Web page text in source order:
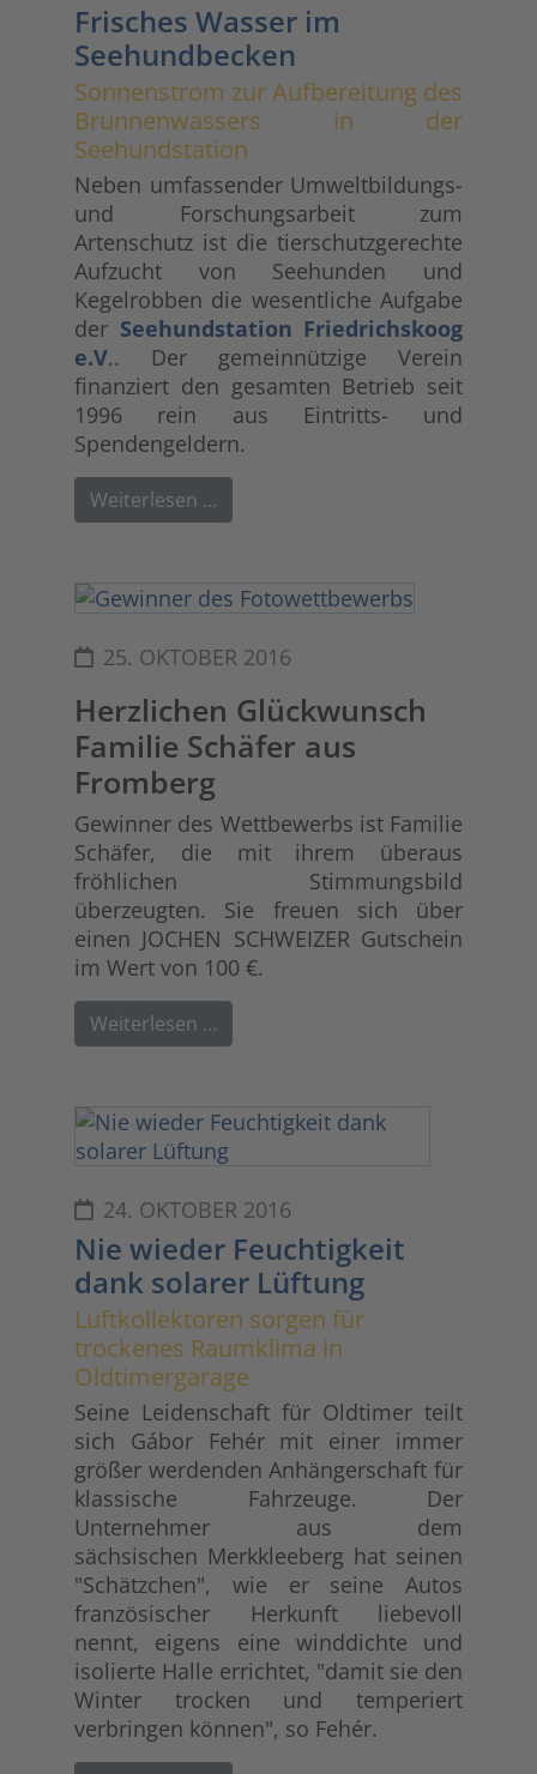
Frisches Wasser im
Seehundbecken
Sonnenstrom zur Aufbereitung des
Brunnenwassers in der
Seehundstation
Neben umfassender Umweltbildungs-
und Forschungsarbeit zum
Artenschutz ist die tierschutzgerechte
Aufzucht von Seehunden und
Kegelrobben die wesentliche Aufgabe
der Seehundstation Friedrichskoog
e.V.. Der gemeinnützige Verein
finanziert den gesamten Betrieb seit
1996 rein aus Eintritts- und
Spendengeldern.
Weiterlesen …
25. OKTOBER 2016
Herzlichen Glückwunsch
Familie Schäfer aus
Fromberg
Gewinner des Wettbewerbs ist Familie
Schäfer, die mit ihrem überaus
fröhlichen Stimmungsbild
überzeugten. Sie freuen sich über
einen JOCHEN SCHWEIZER Gutschein
im Wert von 100 €.
Weiterlesen …
24. OKTOBER 2016
Nie wieder Feuchtigkeit
dank solarer Lüftung
Luftkollektoren sorgen für
trockenes Raumklima in
Oldtimergarage
Seine Leidenschaft für Oldtimer teilt
sich Gábor Fehér mit einer immer
größer werdenden Anhängerschaft für
klassische Fahrzeuge. Der
Unternehmer aus dem
sächsischen Merkkleeberg hat seinen
"Schätzchen", wie er seine Autos
französischer Herkunft liebevoll
nennt, eigens eine winddichte und
isolierte Halle errichtet, "damit sie den
Winter trocken und temperiert
verbringen können", so Fehér.